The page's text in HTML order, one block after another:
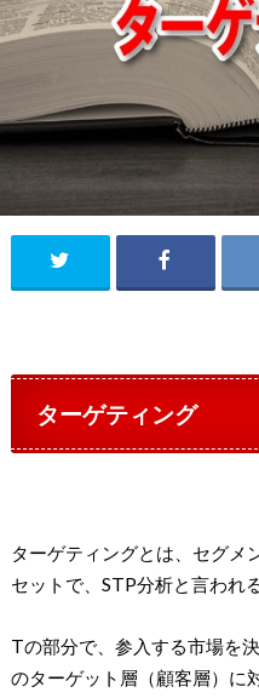
ターゲティング
ターゲティングとは、セグメ
セットで、STP分析と言われ
Tの部分で、参入する市場を
のターゲット層（顧客層）に